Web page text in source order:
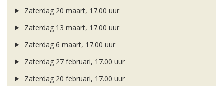
Zaterdag 20 maart, 17.00 uur
Zaterdag 13 maart, 17.00 uur
Zaterdag 6 maart, 17.00 uur
Zaterdag 27 februari, 17.00 uur
Zaterdag 20 februari, 17.00 uur